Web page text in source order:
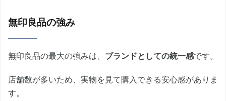
無印良品の強み
無印良品の最大の強みは、 ブランドとしての統一感です。
店舗数が多いため、実物を見て購入できる安心感がありま
す。